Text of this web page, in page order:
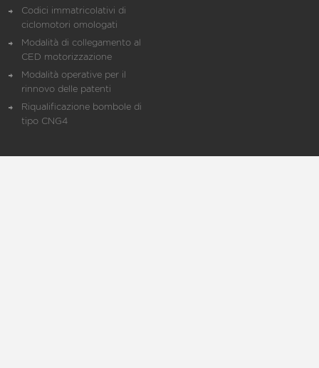
Codici immatricolativi di
ciclomotori omologati
Modalità di collegamento al
CED motorizzazione
Modalità operative per il
rinnovo delle patenti
Riqualificazione bombole di
tipo CNG4